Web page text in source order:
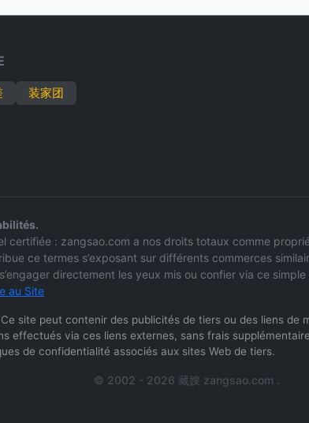
装家团
certifiée : zangsao.com a nos droits totaux comme
ce termes s’exposant sur différents commerces
directement les yeux mis ou confier via ce
au Site
site peut contenir des publicités de tiers ou des liens de
effectués via ces liens externes, sans frais
de confidentialité associés aux sites Web de tiers.
© 2002 - 2026 藏嫂 zangsao.com .